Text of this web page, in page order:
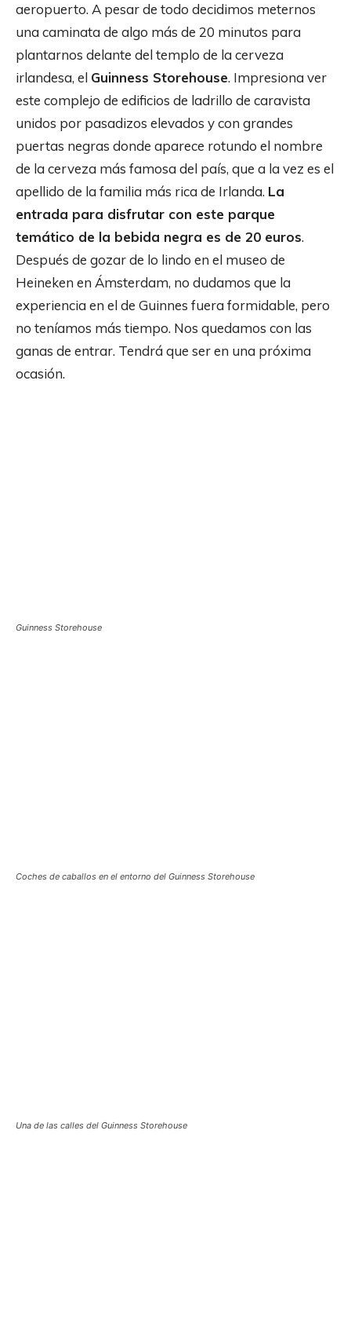
aeropuerto. A pesar de todo decidimos meternos
una caminata de algo más de 20 minutos para
plantarnos delante del templo de la cerveza
irlandesa, el Guinness Storehouse. Impresiona ver
este complejo de edificios de ladrillo de caravista
unidos por pasadizos elevados y con grandes
puertas negras donde aparece rotundo el nombre
de la cerveza más famosa del país, que a la vez es el
apellido de la familia más rica de Irlanda. La
entrada para disfrutar con este parque
temático de la bebida negra es de 20 euros.
Después de gozar de lo lindo en el museo de
Heineken en Ámsterdam, no dudamos que la
experiencia en el de Guinnes fuera formidable, pero
no teníamos más tiempo. Nos quedamos con las
ganas de entrar. Tendrá que ser en una próxima
ocasión.
Guinness Storehouse
Coches de caballos en el entorno del Guinness Storehouse
Una de las calles del Guinness Storehouse